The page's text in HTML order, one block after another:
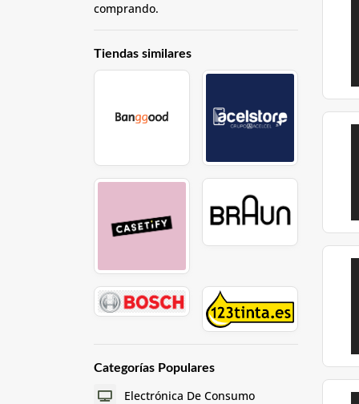
comprando.
Tiendas similares
Categorías Populares
Electrónica De Consumo